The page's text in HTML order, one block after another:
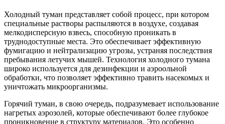
Холодный туман представляет собой процесс, при котором
специальные растворы распыляются в воздухе, создавая
мелкодисперсную взвесь, способную проникать в
труднодоступные места. Это обеспечивает эффективную
фумигацию и нейтрализацию угрозы, устраняя последствия
пребывания летучих мышей. Технология холодного тумана
широко используется для дезинфекции и аэроольной
обработки, что позволяет эффективно травить насекомых и
уничтожать микроорганизмы.
Горячий туман, в свою очередь, подразумевает использование
нагретых аэрозолей, которые обеспечивают более глубокое
проникновение в структуру материалов. Это особенно